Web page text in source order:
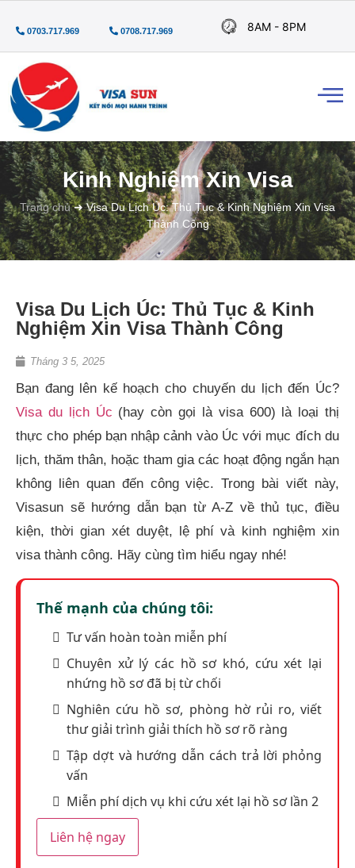
0703.717.969 0708.717.969 8AM - 8PM
Kinh Nghiệm Xin Visa
Trang chủ➜Visa Du Lịch Úc: Thủ Tục & Kinh Nghiệm Xin Visa
Thành Công
Visa Du Lịch Úc: Thủ Tục & Kinh
Nghiệm Xin Visa Thành Công
Tháng 3 5, 2025
Bạn đang lên kế hoạch cho chuyến du lịch đến Úc?
Visa du lịch Úc (hay còn gọi là visa 600) là loại thị
thực cho phép bạn nhập cảnh vào Úc với mục đích du
lịch, thăm thân, hoặc tham gia các hoạt động ngắn hạn
không liên quan đến công việc. Trong bài viết này,
Visasun sẽ hướng dẫn bạn từ A-Z về thủ tục, điều
kiện, thời gian xét duyệt, lệ phí và kinh nghiệm xin
visa thành công. Hãy cùng tìm hiểu ngay nhé!
Thế mạnh của chúng tôi:
Tư vấn hoàn toàn miễn phí
Chuyên xử lý các hồ sơ khó, cứu xét lại
nhứng hồ sơ đã bị từ chối
Nghiên cứu hồ sơ, phòng hờ rủi ro, viết
thư giải trình giải thích hồ sơ rõ ràng
Tập dợt và hướng dẫn cách trả lời phỏng
vấn
Miễn phí dịch vụ khi cứu xét lại hồ sơ lần 2
Liên hệ ngay